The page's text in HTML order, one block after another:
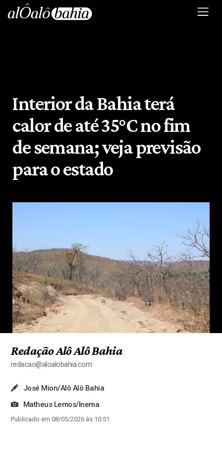
Interior da Bahia terá
calor de até 35°C no fim
de semana; veja previsão
para o estado
Redação Alô Alô Bahia
redacao@aloalobahia.com
José Mion/Alô Alô Bahia
Matheus Lemos/Inema
Publicado em 08/05/2026 às 10:51